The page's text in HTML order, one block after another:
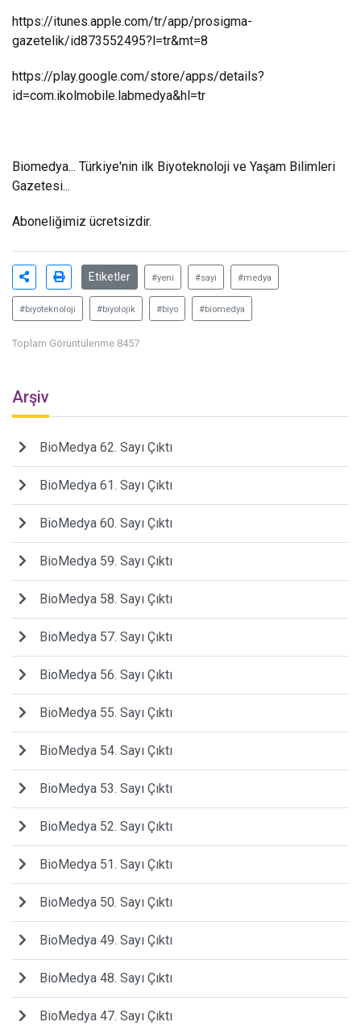
https://itunes.apple.com/tr/app/prosigma-
gazetelik/id873552495?l=tr&mt=8
https://play.google.com/store/apps/details?
id=com.ikolmobile.labmedya&hl=tr
Biomedya... Türkiye'nin ilk Biyoteknoloji ve Yaşam Bilimleri
Gazetesi...
Aboneliğimiz ücretsizdir.
Etiketler #yeni #sayi #medya
#biyoteknoloji #biyolojik #biyo #biomedya
Toplam Görüntülenme 8457
Arşiv
BioMedya 62. Sayı Çıktı
BioMedya 61. Sayı Çıktı
BioMedya 60. Sayı Çıktı
BioMedya 59. Sayı Çıktı
BioMedya 58. Sayı Çıktı
BioMedya 57. Sayı Çıktı
BioMedya 56. Sayı Çıktı
BioMedya 55. Sayı Çıktı
BioMedya 54. Sayı Çıktı
BioMedya 53. Sayı Çıktı
BioMedya 52. Sayı Çıktı
BioMedya 51. Sayı Çıktı
BioMedya 50. Sayı Çıktı
BioMedya 49. Sayı Çıktı
BioMedya 48. Sayı Çıktı
BioMedya 47. Sayı Çıktı